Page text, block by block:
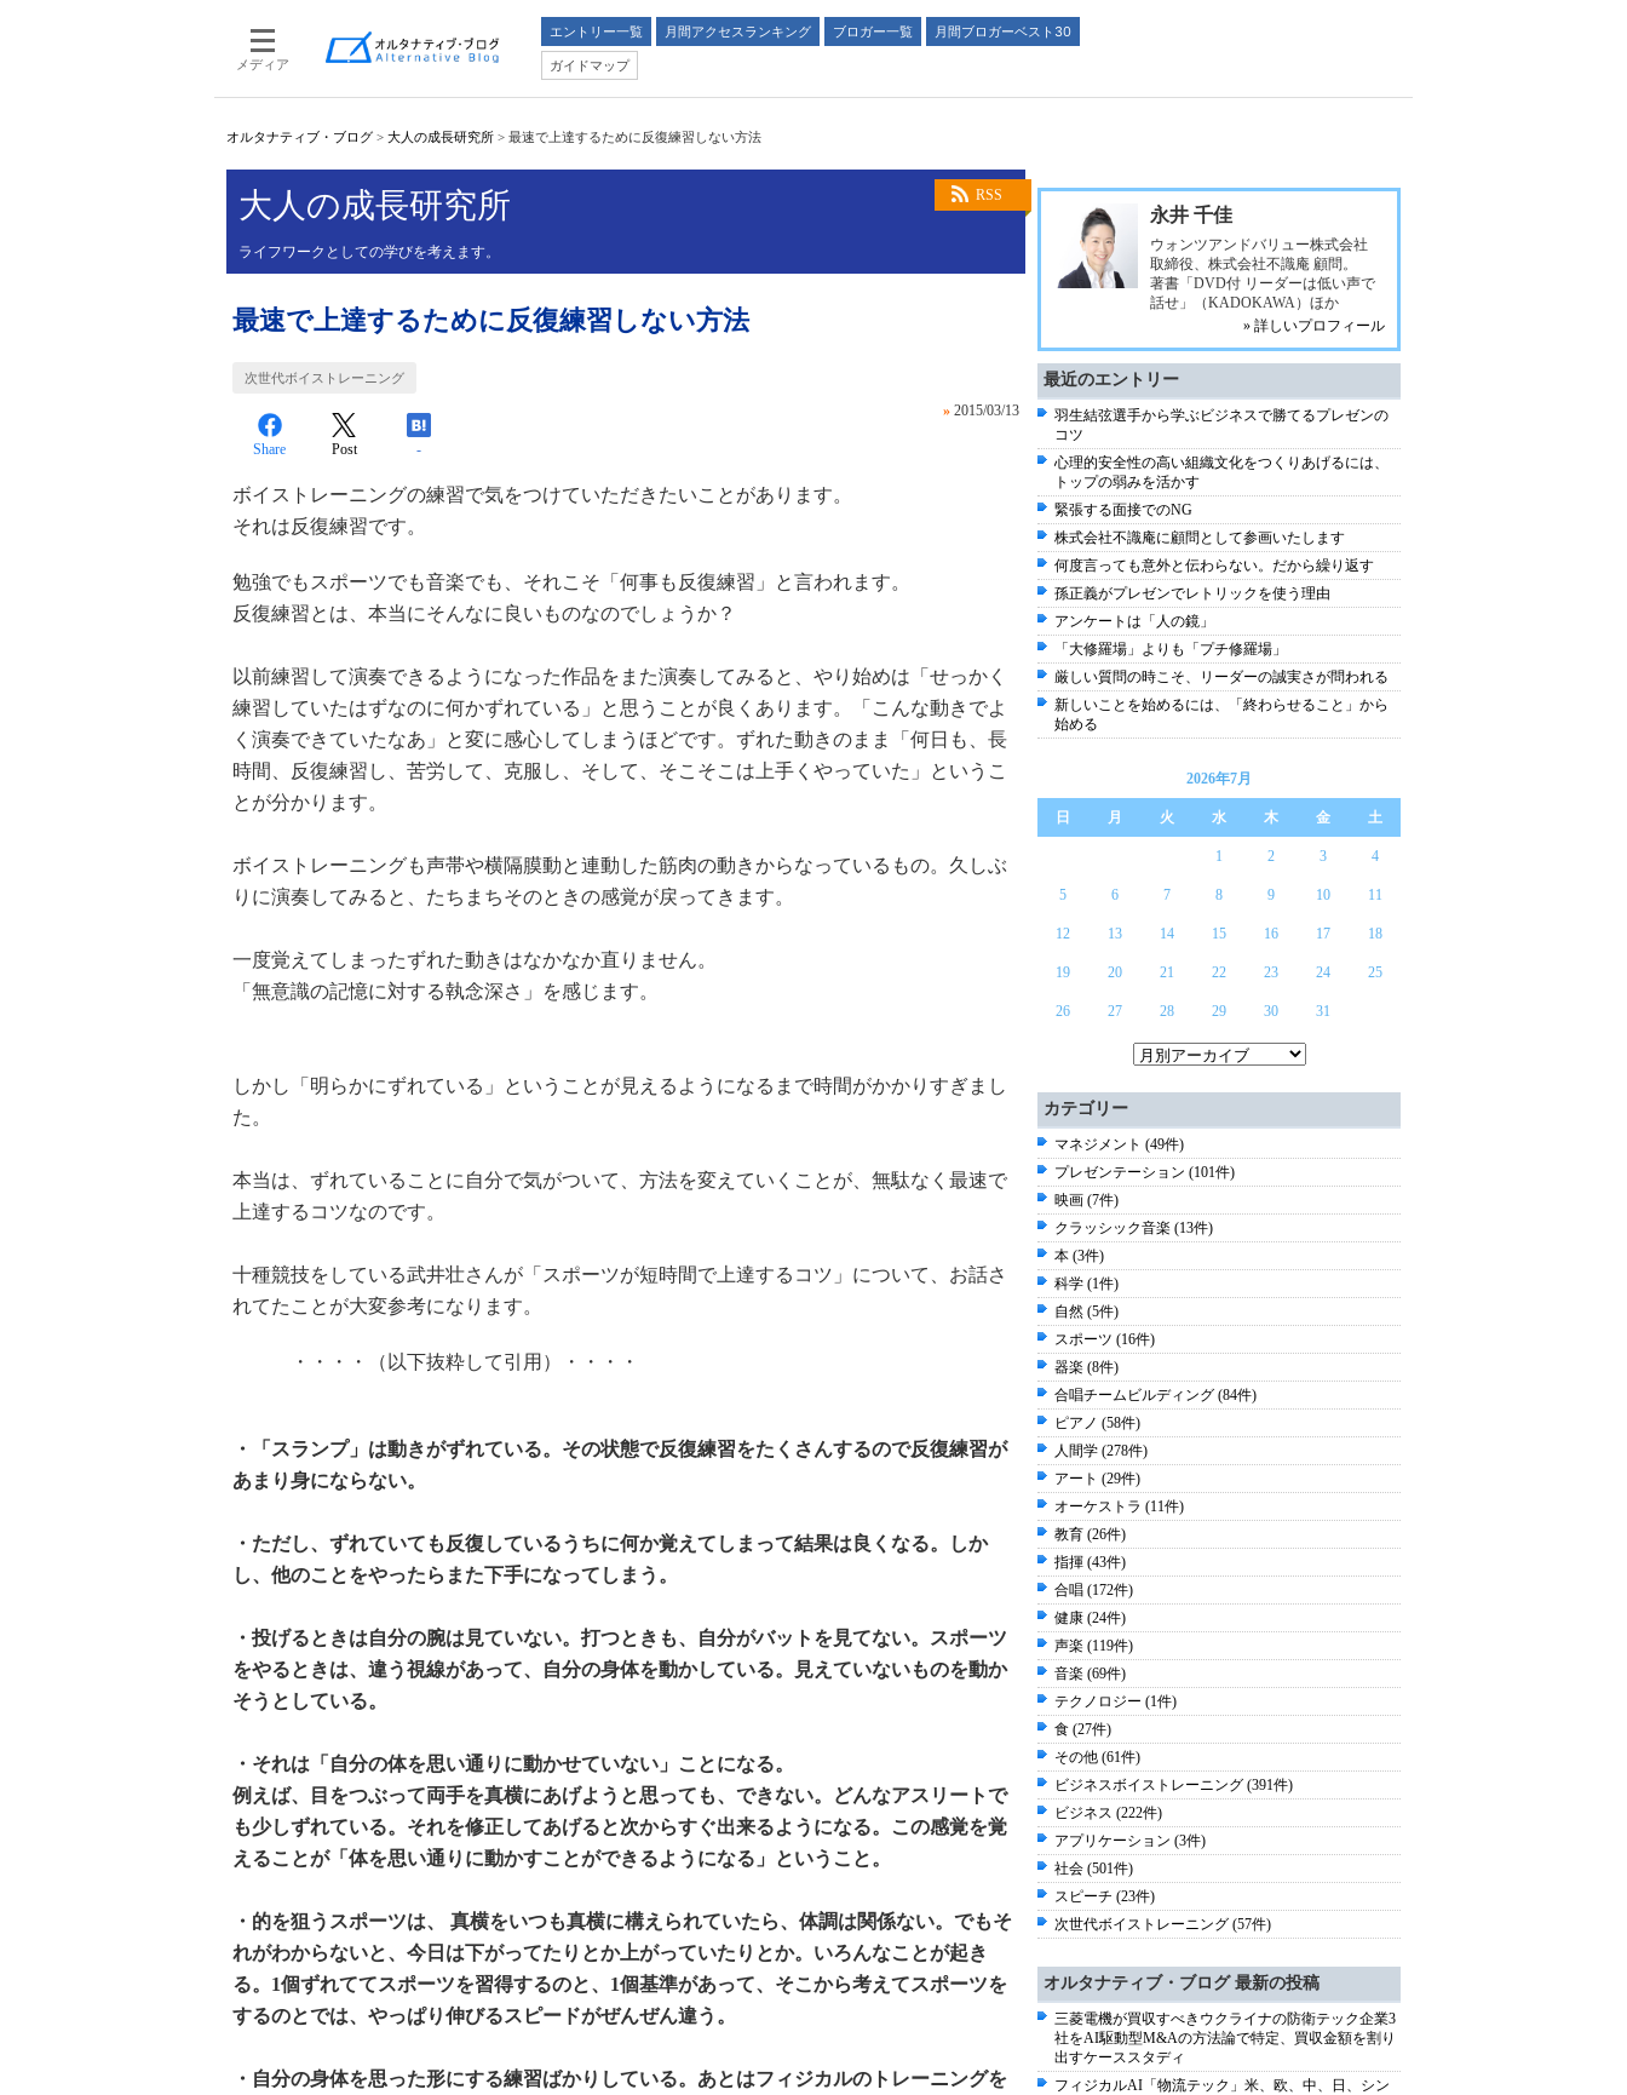
メディア
エントリー一覧 月間アクセスランキング ブロガー一覧
月間ブロガーベスト30
ガイドマップ
オルタナティブ・ブログ > 大人の成長研究所 > 最速で上達するために反復練習しない方法
RSS
大人の成長研究所
ライフワークとしての学びを考えます。
最速で上達するために反復練習しない方法
次世代ボイストレーニング
» 2015/03/13
Share Post -
ボイストレーニングの練習で気をつけていただきたいことがあります。
それは反復練習です。
勉強でもスポーツでも音楽でも、それこそ「何事も反復練習」と言われます。
反復練習とは、本当にそんなに良いものなのでしょうか？
以前練習して演奏できるようになった作品をまた演奏してみると、やり始めは「せっかく
練習していたはずなのに何かずれている」と思うことが良くあります。「こんな動きでよ
く演奏できていたなあ」と変に感心してしまうほどです。ずれた動きのまま「何日も、長
時間、反復練習し、苦労して、克服し、そして、そこそこは上手くやっていた」というこ
とが分かります。
ボイストレーニングも声帯や横隔膜動と連動した筋肉の動きからなっているもの。久しぶ
りに演奏してみると、たちまちそのときの感覚が戻ってきます。
一度覚えてしまったずれた動きはなかなか直りません。
「無意識の記憶に対する執念深さ」を感じます。
しかし「明らかにずれている」ということが見えるようになるまで時間がかかりすぎまし
た。
本当は、ずれていることに自分で気がついて、方法を変えていくことが、無駄なく最速で
上達するコツなのです。
十種競技をしている武井壮さんが「スポーツが短時間で上達するコツ」について、お話さ
れてたことが大変参考になります。
・・・・（以下抜粋して引用）・・・・
・「スランプ」は動きがずれている。その状態で反復練習をたくさんするので反復練習が
あまり身にならない。
・ただし、ずれていても反復しているうちに何か覚えてしまって結果は良くなる。しか
し、他のことをやったらまた下手になってしまう。
・投げるときは自分の腕は見ていない。打つときも、自分がバットを見てない。スポーツ
をやるときは、違う視線があって、自分の身体を動かしている。見えていないものを動か
そうとしている。
・それは「自分の体を思い通りに動かせていない」ことになる。
例えば、目をつぶって両手を真横にあげようと思っても、できない。どんなアスリートで
も少しずれている。それを修正してあげると次からすぐ出来るようになる。この感覚を覚
えることが「体を思い通りに動かすことができるようになる」ということ。
・的を狙うスポーツは、 真横をいつも真横に構えられていたら、体調は関係ない。でもそ
れがわからないと、今日は下がってたりとか上がっていたりとか。いろんなことが起き
る。1個ずれててスポーツを習得するのと、1個基準があって、そこから考えてスポーツを
するのとでは、やっぱり伸びるスピードがぜんぜん違う。
・自分の身体を思った形にする練習ばかりしている。あとはフィジカルのトレーニングを
永井 千佳
ウォンツアンドバリュー株式会社
取締役、株式会社不識庵 顧問。
著書「DVD付 リーダーは低い声で
話せ」（KADOKAWA）ほか
» 詳しいプロフィール
最近のエントリー
羽生結弦選手から学ぶビジネスで勝てるプレゼンの
コツ
心理的安全性の高い組織文化をつくりあげるには、
トップの弱みを活かす
緊張する面接でのNG
株式会社不識庵に顧問として参画いたします
何度言っても意外と伝わらない。だから繰り返す
孫正義がプレゼンでレトリックを使う理由
アンケートは「人の鏡」
「大修羅場」よりも「プチ修羅場」
厳しい質問の時こそ、リーダーの誠実さが問われる
新しいことを始めるには、「終わらせること」から
始める
2026年7月
日 月 火 水 木 金 土
1 2 3 4
5 6 7 8 9 10 11
12 13 14 15 16 17 18
19 20 21 22 23 24 25
26 27 28 29 30 31
カテゴリー
マネジメント (49件)
プレゼンテーション (101件)
映画 (7件)
クラッシック音楽 (13件)
本 (3件)
科学 (1件)
自然 (5件)
スポーツ (16件)
器楽 (8件)
合唱チームビルディング (84件)
ピアノ (58件)
人間学 (278件)
アート (29件)
オーケストラ (11件)
教育 (26件)
指揮 (43件)
合唱 (172件)
健康 (24件)
声楽 (119件)
音楽 (69件)
テクノロジー (1件)
食 (27件)
その他 (61件)
ビジネスボイストレーニング (391件)
ビジネス (222件)
アプリケーション (3件)
社会 (501件)
スピーチ (23件)
次世代ボイストレーニング (57件)
オルタナティブ・ブログ 最新の投稿
三菱電機が買収すべきウクライナの防衛テック企業3
社をAI駆動型M&Aの方法論で特定、買収金額を割り
出すケーススタディ
フィジカルAI「物流テック」米、欧、中、日、シン